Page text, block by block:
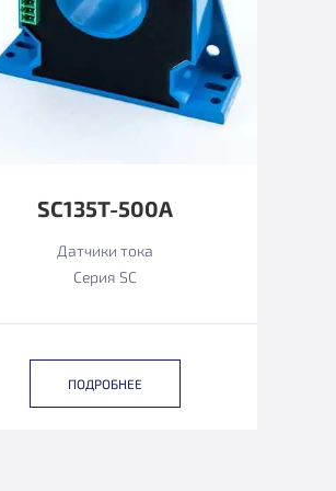
SC135T-500A
Датчики тока
Серия SC
ПОДРОБНЕЕ